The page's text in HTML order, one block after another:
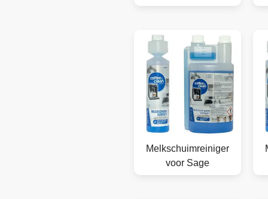
Melkschuimreiniger
voor Sage